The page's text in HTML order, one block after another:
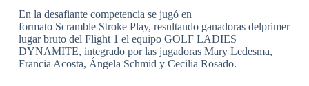
En la desafiante competencia se jugó en
formato Scramble Stroke Play, resultando ganadoras delprimer
lugar bruto del Flight 1 el equipo GOLF LADIES
DYNAMITE, integrado por las jugadoras Mary Ledesma,
Francia Acosta, Ángela Schmid y Cecilia Rosado.